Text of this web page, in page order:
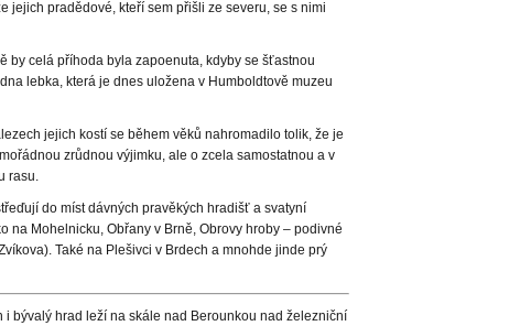
jejich pradědové, kteří sem přišli ze severu, se s nimi
by celá příhoda byla zapoenuta, kdyby se šťastnou
lebka, která je dnes uložena v Humboldtově muzeu
jejich kostí se během věků nahromadilo tolik, že je
zrůdnou výjimku, ale o zcela samostatnou a v
rasu.
do míst dávných pravěkých hradišť a svatyní
na Mohelnicku, Obřany v Brně, Obrovy hroby – podivné
Také na Plešivci v Brdech a mnohde jinde prý
i bývalý hrad leží na skále nad Berounkou nad železniční